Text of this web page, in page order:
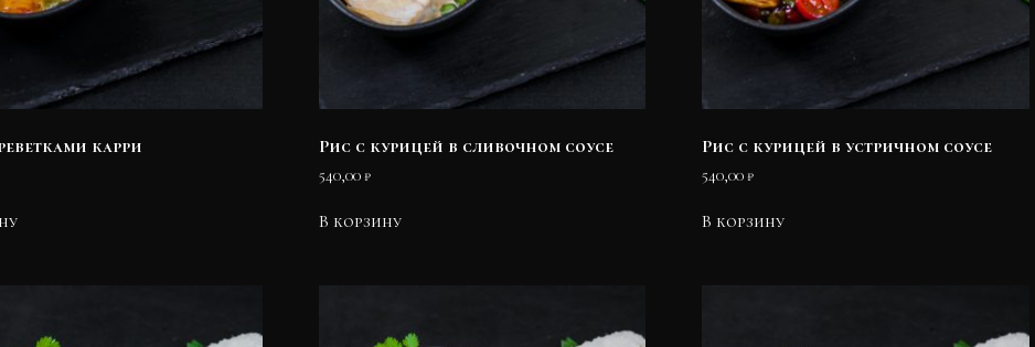
карри Рис с курицей в сливочном соусе
540,00 ₽
В корзину
Рис с курицей в устричном соусе
540,00 ₽
В корзину